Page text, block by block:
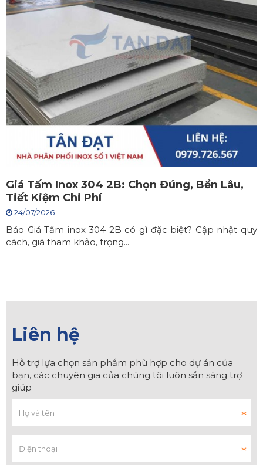
Giá Tấm Inox 304 2B: Chọn Đúng, Bền Lâu,
Tiết Kiệm Chi Phí
24/07/2026
Báo Giá Tấm inox 304 2B có gì đặc biệt? Cập nhật quy
cách, giá tham khảo, trọng...
Liên hệ
Hỗ trợ lựa chọn sản phẩm phù hợp cho dự án của
bạn, các chuyên gia của chúng tôi luôn sẵn sàng trợ
giúp